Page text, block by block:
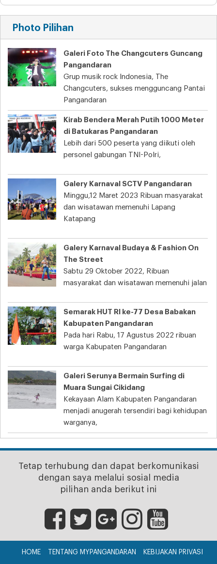
Photo Pilihan
Galeri Foto The Changcuters Guncang
Pangandaran
Grup musik rock Indonesia, The
Changcuters, sukses mengguncang Pantai
Pangandaran
Kirab Bendera Merah Putih 1000 Meter
di Batukaras Pangandaran
Lebih dari 500 peserta yang diikuti oleh
personel gabungan TNI-Polri,
Galery Karnaval SCTV Pangandaran
Minggu,12 Maret 2023 Ribuan masyarakat
dan wisatawan memenuhi Lapang
Katapang
Galery Karnaval Budaya & Fashion On
The Street
Sabtu 29 Oktober 2022, Ribuan
masyarakat dan wisatawan memenuhi jalan
Semarak HUT RI ke-77 Desa Babakan
Kabupaten Pangandaran
Pada hari Rabu, 17 Agustus 2022 ribuan
warga Kabupaten Pangandaran
Galeri Serunya Bermain Surfing di
Muara Sungai Cikidang
Kekayaan Alam Kabupaten Pangandaran
menjadi anugerah tersendiri bagi kehidupan
warganya,
Tetap terhubung dan dapat berkomunikasi
dengan saya melalui sosial media
pilihan anda berikut ini
HOME TENTANG MYPANGANDARAN KEBIJAKAN PRIVASI